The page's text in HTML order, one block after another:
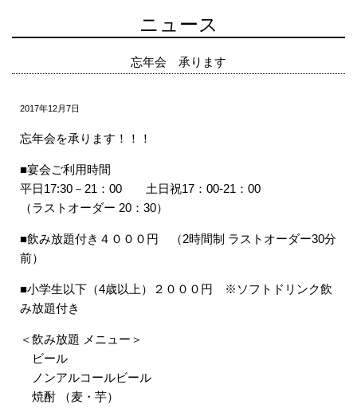
ニュース
忘年会 承ります
2017年12月7日
忘年会を承ります！！！
■宴会ご利用時間
平日17:30－21：00 土日祝17：00-21：00
（ラストオーダー 20：30）
■飲み放題付き４０００円 （2時間制 ラストオーダー30分
前）
■小学生以下（4歳以上）２０００円 ※ソフトドリンク飲
み放題付き
＜飲み放題 メニュー＞
ビール
ノンアルコールビール
焼酎 （麦・芋）